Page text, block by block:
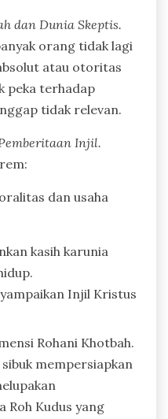
dan Dunia Skeptis.
orang tidak lagi
atau otoritas
peka terhadap
tidak relevan.
Injil.
dan usaha
kasih karunia
Injil Kristus
Rohani Khotbah.
mempersiapkan
Roh Kudus yang